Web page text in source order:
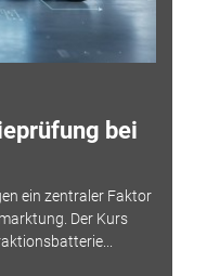
bei
ein zentraler Faktor
Der Kurs